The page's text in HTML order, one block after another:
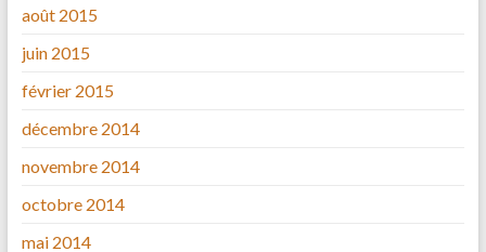
août 2015
juin 2015
février 2015
décembre 2014
novembre 2014
octobre 2014
mai 2014